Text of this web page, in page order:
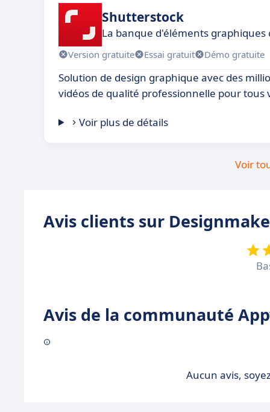
Shutterstock
La banque d'éléments graphiques
Version gratuite Essai gratuit Démo gratuite
Solution de design graphique avec des
vidéos de qualité professionnelle pour tous
Voir plus de détails
Voir
Avis clients sur
Avis de la communauté
Aucun avis,